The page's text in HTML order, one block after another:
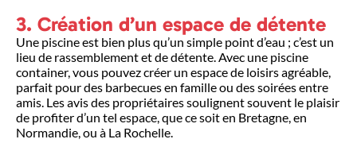
3. Création d’un espace de détente
Une piscine est bien plus qu’un simple point d’eau ; c’est un
lieu de rassemblement et de détente. Avec une piscine
container, vous pouvez créer un espace de loisirs agréable,
parfait pour des barbecues en famille ou des soirées entre
amis. Les avis des propriétaires soulignent souvent le plaisir
de profiter d’un tel espace, que ce soit en Bretagne, en
Normandie, ou à La Rochelle.